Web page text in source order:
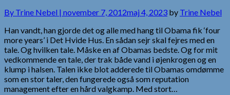
By Trine Nebel | november 7, 2012maj 4, 2023 by Trine Nebel
Han vandt, han gjorde det og alle med hang til Obama fik ‘four
more years’ i Det Hvide Hus. En sådan sejr skal fejres med en
tale. Og hvilken tale. Måske en af Obamas bedste. Og for mit
vedkommende en tale, der trak både vand i øjenkrogen og en
klump i halsen. Talen ikke blot adderede til Obamas omdømme
som en stor taler, den fungerede også som reputation
management efter en hård valgkamp. Med stort…